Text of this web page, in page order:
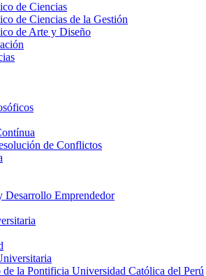
de Ciencias
de Ciencias de la Gestión
de Arte y Diseño
de Conflictos
Desarrollo Emprendedor
la Pontificia Universidad Católica del Perú